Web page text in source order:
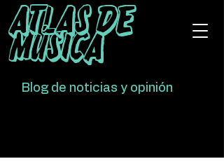
Atlas De
Música
Blog de noticias y opinión